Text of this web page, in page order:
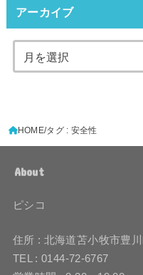
アーカイブ
HOME タグ : 安全性
About
ピシコ
住所 : 北海道苫小牧市豊
TEL : 0144-72-6767